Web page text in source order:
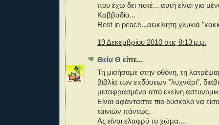
που έχω δει ποτέ... αυτή είναι για
Καββαδία...
Rest in peace...αεικίνητη γλυκιά
19 Δεκεμβρίου 2010 στις 8:13 μ.μ.
Θεία Θ είπε...
Τη μισήσαμε στην οθόνη, τη
βιβλία των εκδόσεων "λυχνάρι",
μεταφρασμένα από εκείνη
Είναι αφάνταστα πιο δύσκολο να
ταινιών πάντως.
Ας είναι ελαφρύ το χώμα....